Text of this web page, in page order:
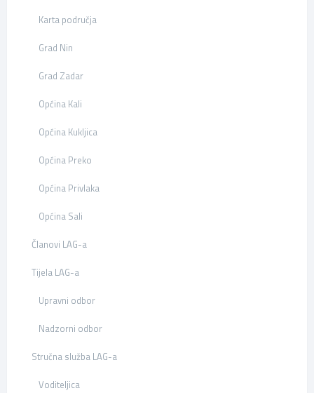
Karta područja
Grad Nin
Grad Zadar
Općina Kali
Općina Kukljica
Općina Preko
Općina Privlaka
Općina Sali
Članovi LAG-a
Tijela LAG-a
Upravni odbor
Nadzorni odbor
Stručna služba LAG-a
Voditeljica